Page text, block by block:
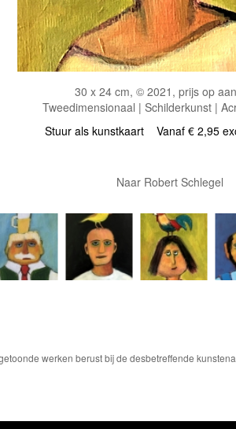
30 x 24 cm, © 2021, prijs op
Tweedimensionaal | Schilderkunst |
Stuur als kunstkaart Vanaf € 2,95
Naar Robert Schlegel
werken berust bij de desbetreffende